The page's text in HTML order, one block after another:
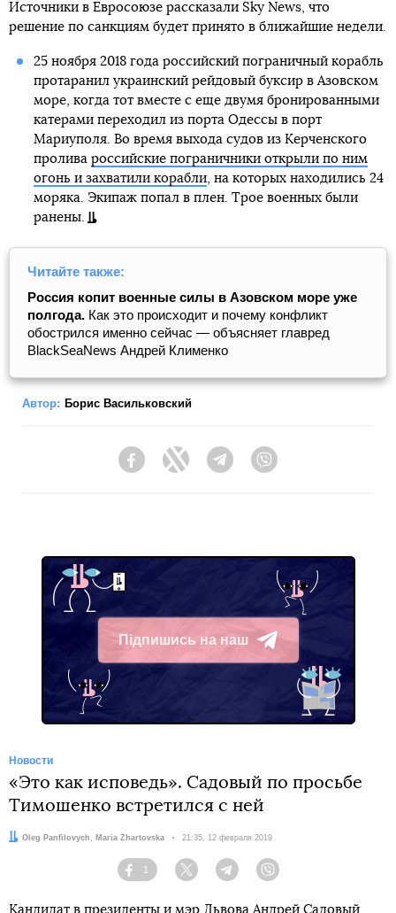
Источники в Евросоюзе рассказали Sky News, что
решение по санкциям будет принято в ближайшие недели.
25 ноября 2018 года российский пограничный корабль
протаранил украинский рейдовый буксир в Азовском
море, когда тот вместе с еще двумя бронированными
катерами переходил из порта Одессы в порт
Мариуполя. Во время выхода судов из Керченского
пролива российские пограничники открыли по ним
огонь и захватили корабли, на которых находились 24
моряка. Экипаж попал в плен. Трое военных были
ранены.
Читайте также:
Россия копит военные силы в Азовском море уже
полгода. Как это происходит и почему конфликт
обострился именно сейчас — объясняет главред
BlackSeaNews Андрей Клименко
Автор: Борис Васильковский
FacebookTwitter Telegram
Підпишись на наш
Telegram
Новости
«Это как исповедь». Садовый по просьбе
Тимошенко встретился с ней
Авторы:
Oleg Panfilovych , Maria Zhartovska Дата:
21:35, 12 февраля 2019
Facebook
1
Twitter TelegramViber
Кандидат в президенты и мэр Львова Андрей Садовый